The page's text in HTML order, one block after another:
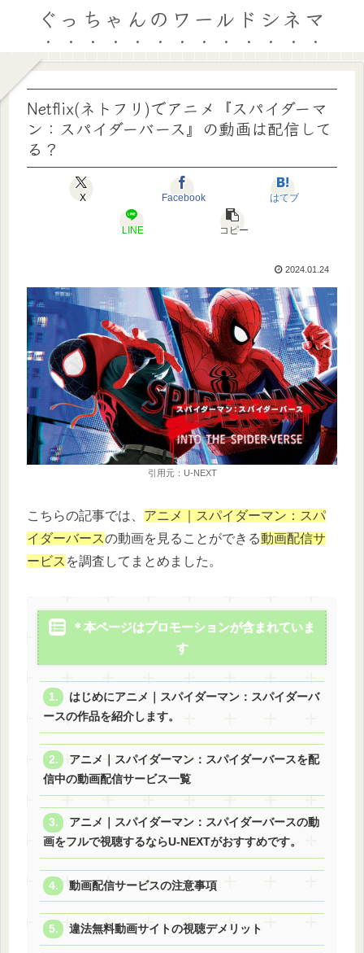
ぐっちゃんのワールドシネマ
Netflix(ネトフリ)でアニメ『スパイダーマ
ン：スパイダーバース』の動画は配信して
る？
X Facebook はてブ
LINE コピー
2024.01.24
引用元：U-NEXT
こちらの記事では、 アニメ｜スパイダーマン：スパ
イダーバースの動画を見ることができる動画配信サ
ービス を調査してまとめました。
＊本ページはプロモーションが含まれていま
す
はじめにアニメ｜スパイダーマン：スパイダーバ
ースの作品を紹介します。
アニメ｜スパイダーマン：スパイダーバースを配
信中の動画配信サービス一覧
アニメ｜スパイダーマン：スパイダーバースの動
画をフルで視聴するならU-NEXTがおすすめです。
動画配信サービスの注意事項
違法無料動画サイトの視聴デメリット